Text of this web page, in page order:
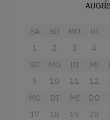
Bettwäsche
Haustiere erlaubt
Backofen
Garten
SA
1
SO
2
MO
3
DI
4
SO
9
MO
10
DI
11
MI
12
MO
17
DI
18
MI
19
DO
20